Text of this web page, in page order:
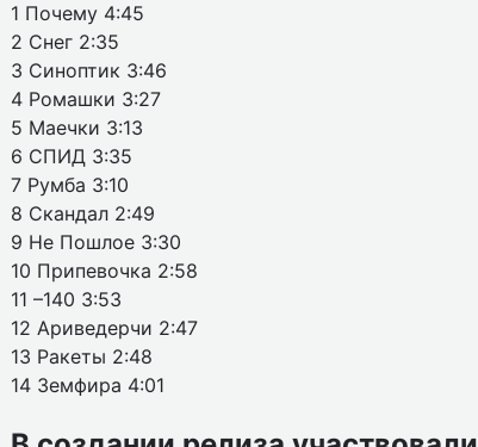
1 Почему 4:45
2 Снег 2:35
3 Синоптик 3:46
4 Ромашки 3:27
5 Маечки 3:13
6 СПИД 3:35
7 Румба 3:10
8 Скандал 2:49
9 Не Пошлое 3:30
10 Припевочка 2:58
11 –140 3:53
12 Ариведерчи 2:47
13 Ракеты 2:48
14 Земфира 4:01